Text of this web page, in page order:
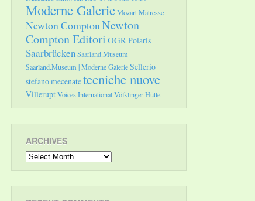
Moderne GalerieMozartMätresse
Newton ComptonNewton
Compton Editori OGRPolaris
SaarbrückenSaarland.Museum
Saarland.Museum | Moderne GalerieSellerio
stefano mecenatetecniche nuove
VilleruptVoices InternationalVölklinger Hütte
ARCHIVES
Archives